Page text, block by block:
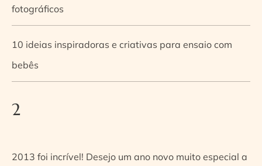
fotográficos
10 ideias inspiradoras e criativas para ensaio com
bebês
2
2013 foi incrível! Desejo um ano novo muito especial a